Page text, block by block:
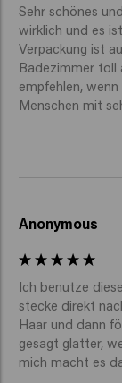
Sehr schönes
wirklich und es
Verpackung ist
Badezimmer toll
empfehlen,
Menschen mit
Anonymous
Ich benutze
stecke direkt
Haar und dann
gesagt glatter,
mich macht es